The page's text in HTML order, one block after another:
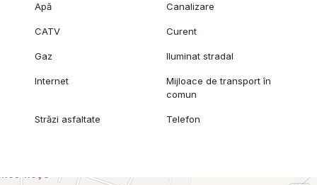
Apă Canalizare
CATV Curent
Gaz Iluminat stradal
Internet
Mijloace de transport în
comun
Străzi asfaltate Telefon